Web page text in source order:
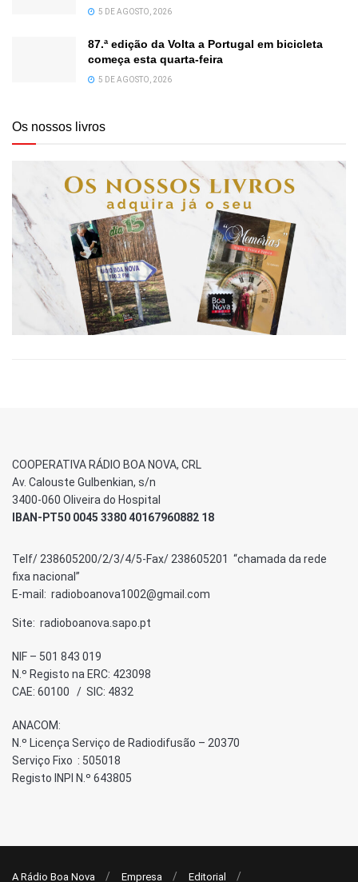
5 DE AGOSTO, 2026
87.ª edição da Volta a Portugal em bicicleta
começa esta quarta-feira
5 DE AGOSTO, 2026
Os nossos livros
COOPERATIVA RÁDIO BOA NOVA, CRL
Av. Calouste Gulbenkian, s/n
3400-060 Oliveira do Hospital
IBAN-PT50 0045 3380 40167960882 18
Telf/ 238605200/2/3/4/5-Fax/ 238605201 “chamada da rede
fixa nacional”
E-mail: radioboanova1002@gmail.com
Site: radioboanova.sapo.pt
NIF – 501 843 019
N.º Registo na ERC: 423098
CAE: 60100 / SIC: 4832
ANACOM:
N.º Licença Serviço de Radiodifusão – 20370
Serviço Fixo : 505018
Registo INPI N.º 643805
A Rádio Boa Nova Empresa Editorial